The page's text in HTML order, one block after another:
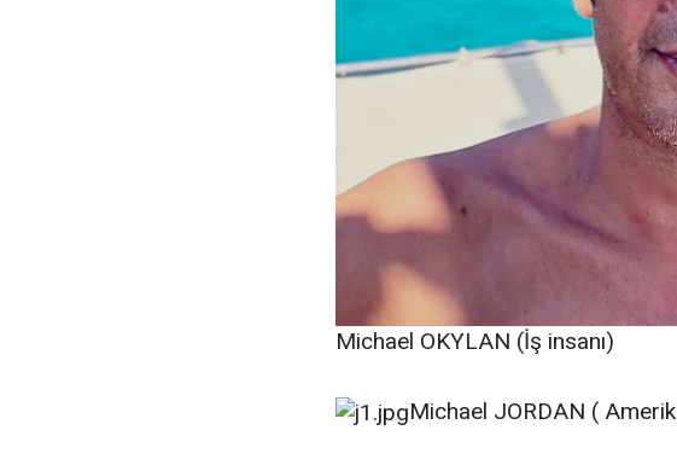
Michael OKYLAN (İş insanı)
Michael JORDAN (